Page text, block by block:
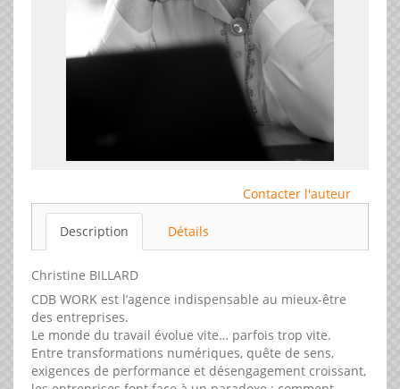
Contacter l'auteur
Description Détails
Christine BILLARD
CDB WORK est l’agence indispensable au mieux-être
des entreprises.
Le monde du travail évolue vite… parfois trop vite.
Entre transformations numériques, quête de sens,
exigences de performance et désengagement croissant,